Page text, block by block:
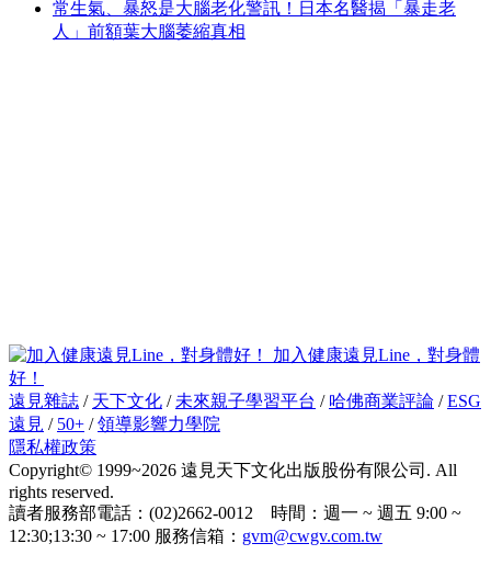
常生氣、暴怒是大腦老化警訊！日本名醫揭「暴走老
人」前額葉大腦萎縮真相
加入健康遠見Line，對身體
好！
遠見雜誌 / 天下文化 / 未來親子學習平台 / 哈佛商業評論 /ESG
遠見 / 50+ /領導影響力學院
隱私權政策
Copyright© 1999~2026 遠見天下文化出版股份有限公司. All
rights reserved.
讀者服務部電話：(02)2662-0012 時間：週一 ~ 週五 9:00 ~
12:30;13:30 ~ 17:00 服務信箱： gvm@cwgv.com.tw